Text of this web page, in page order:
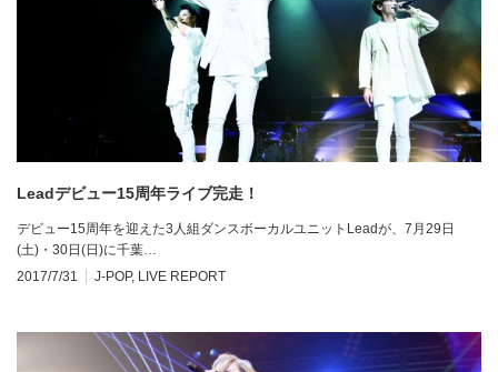
Leadデビュー15周年ライブ完走！
デビュー15周年を迎えた3人組ダンスボーカルユニットLeadが、7月29日
(土)・30日(日)に千葉…
2017/7/31
J-POP, LIVE REPORT